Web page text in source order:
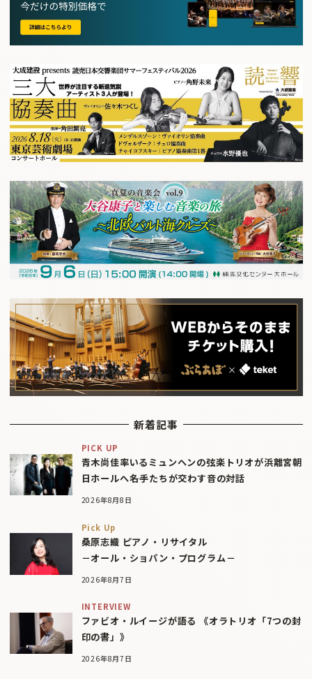
新着記事
PICK UP
青木尚佳率いるミュンヘンの弦楽トリオが浜離宮朝
日ホールへ――名手たちが交わす音の対話
2026年8月8日
Pick Up
桑原志織 ピアノ・リサイタル
－オール・ショパン・プログラム－
2026年8月7日
INTERVIEW
ファビオ・ルイージが語る 《オラトリオ「7つの封
印の書」》
2026年8月7日